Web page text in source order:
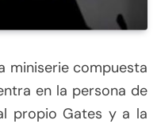
miniserie compuesta
en la persona de
propio Gates y a la